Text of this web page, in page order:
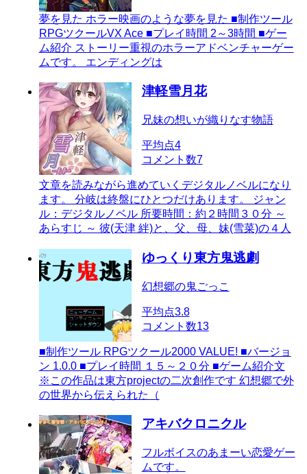
夢を見た ホラー映画のような夢を見た ■制作ツール
RPGツクールVX Ace ■プレイ時間 2～3時間 ■ゲー
ム紹介 ストーリー重視のホラーアドベンチャーゲー
ムです。 エンディングは
津軽雪月花
兄妹の想いが織りなす物語
平均点4
コメント数7
文章を読みながら進めていくデジタルノベルになり
ます。 分岐は終盤にひとつだけあります。 ジャン
ル：デジタルノベル 所要時間：約２時間３０分 ～
あらすじ ～ 彼(天津 絆)と、父、母、妹(雪菜)の４人
ゆっくり東方鬼逃劇
幻想郷の鬼ごっこ
平均点3.8
コメント数13
■制作ツール RPGツクール2000 VALUE! ■バージョ
ン 1.0.0 ■プレイ時間 １５～２０分 ■ゲーム紹介文
※この作品は東方projectの二次創作です 幻想郷で外
の世界から伝えられた（
アキバクロニクル
フルボイスのあまーい恋愛ゲー
ムです。